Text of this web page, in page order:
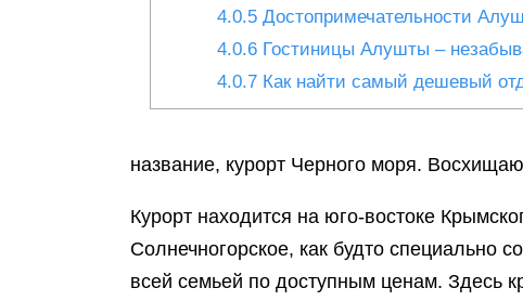
4.0.5 Достопримечательности
4.0.6 Гостиницы Алушты –
4.0.7 Как найти самый дешевый
название, курорт Черного моря.
Курорт находится на юго-востоке
Солнечногорское, как будто специально
всей семьей по доступным ценам. Здесь